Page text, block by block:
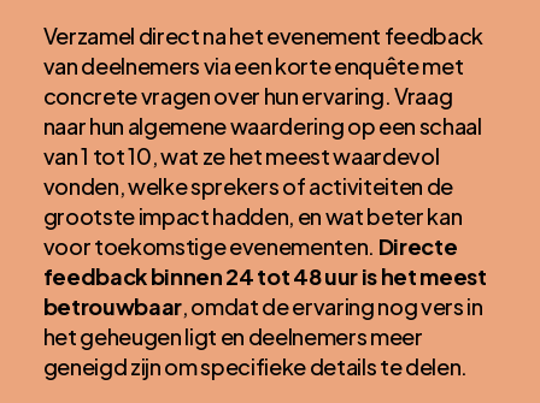
Verzamel direct na het evenement feedback
van deelnemers via een korte enquête met
concrete vragen over hun ervaring. Vraag
naar hun algemene waardering op een schaal
van 1 tot 10, wat ze het meest waardevol
vonden, welke sprekers of activiteiten de
grootste impact hadden, en wat beter kan
voor toekomstige evenementen. Directe
feedback binnen 24 tot 48 uur is het meest
betrouwbaar, omdat de ervaring nog vers in
het geheugen ligt en deelnemers meer
geneigd zijn om specifieke details te delen.